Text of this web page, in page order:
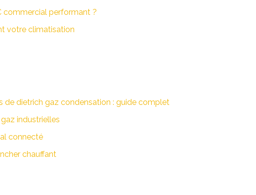
commercial performant ?
votre climatisation
de dietrich gaz condensation : guide complet
industrielles
connecté
chauffant